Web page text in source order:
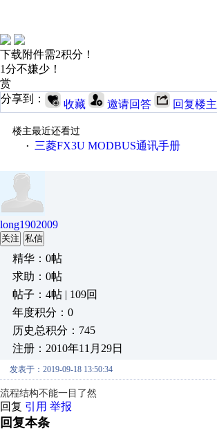
下载附件需2积分！
1分不嫌少！
赏
分享到：
收藏 邀请回答 回复楼主
楼主最近还看过
·
三菱FX3U MODBUS通讯手册
long1902009
关注 私信
精华：0帖
求助：0帖
帖子：4帖 | 109回
年度积分：0
历史总积分：745
注册：2010年11月29日
发表于：2019-09-18 13:50:34
流程结构不能一目了然
回复 引用 举报
回复本条